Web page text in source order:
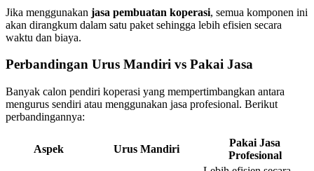
Jika menggunakan jasa pembuatan koperasi, semua komponen ini
akan dirangkum dalam satu paket sehingga lebih efisien secara
waktu dan biaya.
Perbandingan Urus Mandiri vs Pakai Jasa
Banyak calon pendiri koperasi yang mempertimbangkan antara
mengurus sendiri atau menggunakan jasa profesional. Berikut
perbandingannya:
Aspek Urus Mandiri
Pakai Jasa
Profesional